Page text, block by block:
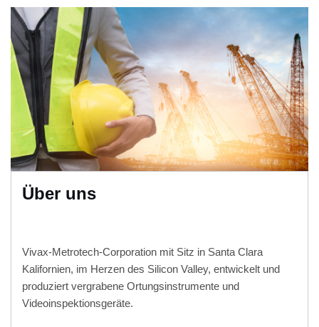
Über uns
Vivax-Metrotech-Corporation mit Sitz in Santa Clara
Kalifornien, im Herzen des Silicon Valley, entwickelt und
produziert vergrabene Ortungsinstrumente und
Videoinspektionsgeräte.